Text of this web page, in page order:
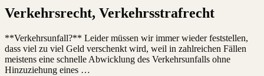
Verkehrsrecht, Verkehrsstrafrecht
**Verkehrsunfall?** Leider müssen wir immer wieder feststellen,
dass viel zu viel Geld verschenkt wird, weil in zahlreichen Fällen
meistens eine schnelle Abwicklung des Verkehrsunfalls ohne
Hinzuziehung eines …